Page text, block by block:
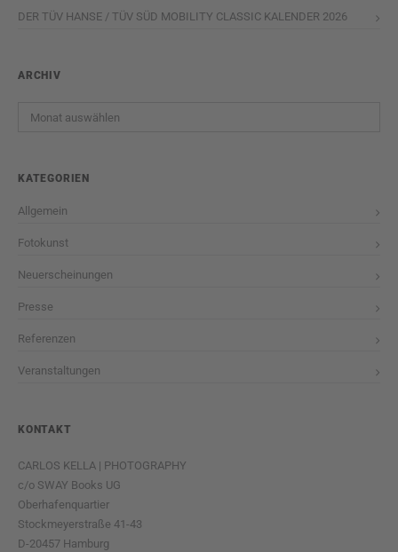
DER TÜV HANSE / TÜV SÜD MOBILITY CLASSIC KALENDER 2026
ARCHIV
Archiv
KATEGORIEN
Allgemein
Fotokunst
Neuerscheinungen
Presse
Referenzen
Veranstaltungen
KONTAKT
CARLOS KELLA | PHOTOGRAPHY
c/o SWAY Books UG
Oberhafenquartier
Stockmeyerstraße 41-43
D-20457 Hamburg